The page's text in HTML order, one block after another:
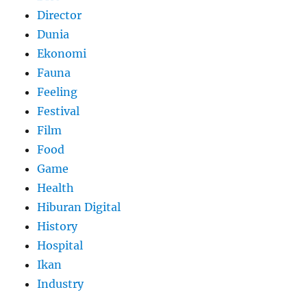
Director
Dunia
Ekonomi
Fauna
Feeling
Festival
Film
Food
Game
Health
Hiburan Digital
History
Hospital
Ikan
Industry